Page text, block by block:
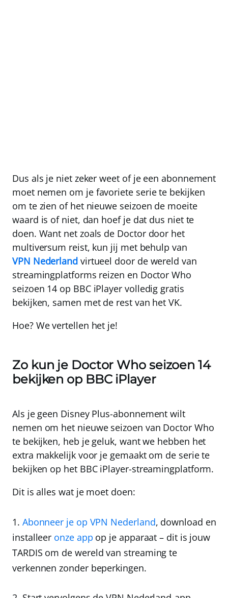
Dus als je niet zeker weet of je een abonnement
moet nemen om je favoriete serie te bekijken
om te zien of het nieuwe seizoen de moeite
waard is of niet, dan hoef je dat dus niet te
doen. Want net zoals de Doctor door het
multiversum reist, kun jij met behulp van
VPN Nederlandvirtueel door de wereld van
streamingplatforms reizen en Doctor Who
seizoen 14 op BBC iPlayer volledig gratis
bekijken, samen met de rest van het VK.
Hoe? We vertellen het je!
Zo kun je Doctor Who seizoen 14
bekijken op BBC iPlayer
Als je geen Disney Plus-abonnement wilt
nemen om het nieuwe seizoen van Doctor Who
te bekijken, heb je geluk, want we hebben het
extra makkelijk voor je gemaakt om de serie te
bekijken op het BBC iPlayer-streamingplatform.
Dit is alles wat je moet doen:
1. Abonneer je op VPN Nederland, download en
installeer onze app op je apparaat – dit is jouw
TARDIS om de wereld van streaming te
verkennen zonder beperkingen.